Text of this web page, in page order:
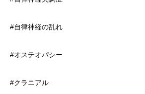
#自律神経の乱れ
#オステオパシー
#クラニアル